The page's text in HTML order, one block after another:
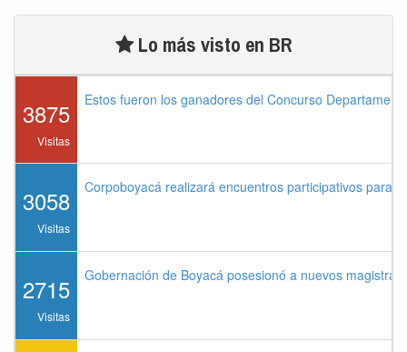
Lo más visto en BR
3875
Visitas
Estos fueron los ganadores del Concurso
3058
Visitas
Corpoboyacá realizará encuentros participativos para
2715
Visitas
Gobernación de Boyacá posesionó a nuevos